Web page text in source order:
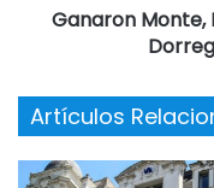
voluntaria del
estrategia distractiva
Y en el medio de los
están las mujeres
Ganaron Monte,
Artículos